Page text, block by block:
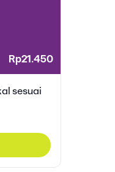
Rp21.450
sesuai